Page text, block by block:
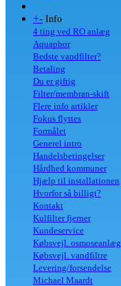
+- Info
4 ting ved RO anlæg
Aquaphor
Bedste vandfilter?
Betaling
Du er giftig
Filter/membran-skift
Flere info artikler
Fokus flyttes
Formålet
Generel intro
Handelsbetingelser
Hårdhed kommuner
Hjælp til installationen
Hvorfor så billigt?
Kontakt
Kulfilter fjerner
Kundeservice
Købsvejl. osmoseanlæg
Købsvejl. vandfiltre
Levering/forsendelse
Michael Maardt